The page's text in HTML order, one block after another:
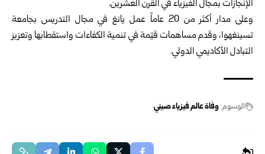
الإنجازات بمجال الفيزياء في القرن العشرين.
وعلى مدار أكثر من 20 عاماً عمل يانغ في مجال التدريس بجامعة
تسينغهوا، وقدم مساهمات قيّمة في تنمية الكفاءات واستقطابها وتعزيز
التبادل الأكاديمي الدولي.
الوسوم:وفاة عالم فيزياء صيني